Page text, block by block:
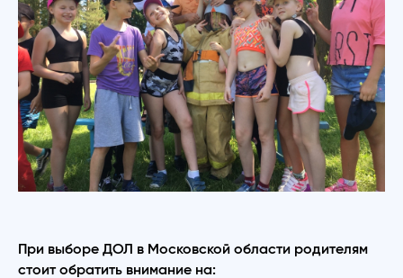
При выборе ДОЛ в Московской области родителям
стоит обратить внимание на: